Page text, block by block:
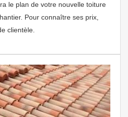
le plan de votre nouvelle toiture
Pour connaître ses prix,
clientèle.